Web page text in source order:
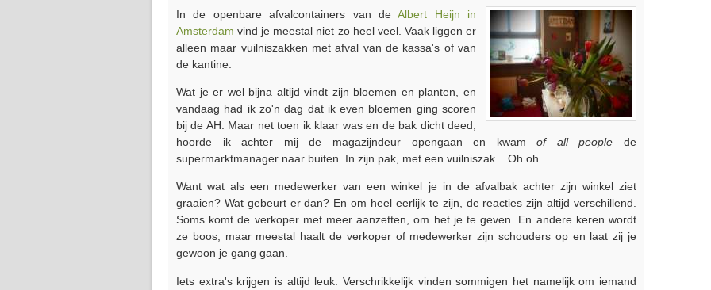
In de openbare afvalcontainers van deAlbert Heijn in
Amsterdam vind je meestal niet zo heel veel. Vaak liggen er
alleen maar vuilniszakken met afval van de kassa's of van
de kantine.
Wat je er wel bijna altijd vindt zijn bloemen en planten, en
vandaag had ik zo'n dag dat ik even bloemen ging scoren
bij de AH. Maar net toen ik klaar was en de bak dicht deed,
hoorde ik achter mij de magazijndeur opengaan en kwamof all people de
supermarktmanager naar buiten. In zijn pak, met een vuilniszak... Oh oh.
Want wat als een medewerker van een winkel je in de afvalbak achter zijn winkel ziet
graaien? Wat gebeurt er dan? En om heel eerlijk te zijn, de reacties zijn altijd verschillend.
Soms komt de verkoper met meer aanzetten, om het je te geven. En andere keren wordt
ze boos, maar meestal haalt de verkoper of medewerker zijn schouders op en laat zij je
gewoon je gang gaan.
Iets extra's krijgen is altijd leuk. Verschrikkelijk vinden sommigen het namelijk om iemand